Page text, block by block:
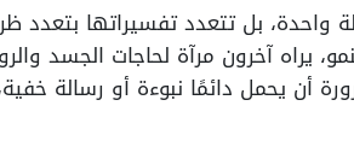
بل تتعدد تفسيراتها بتعدد
يراه آخرون مرآة لحاجات الجسد
أن يحمل دائمًا نبوءة أو رسالة